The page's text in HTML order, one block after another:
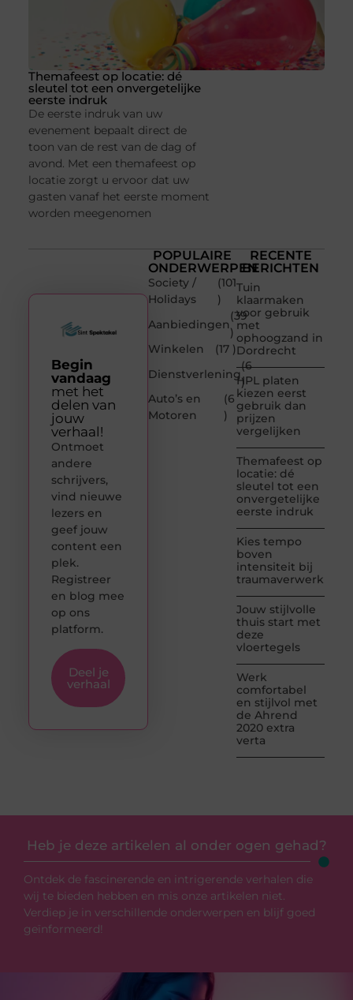
Themafeest op locatie: dé
sleutel tot een onvergetelijke
eerste indruk
De eerste indruk van uw
evenement bepaalt direct de
toon van de rest van de dag of
avond. Met een themafeest op
locatie zorgt u ervoor dat uw
gasten vanaf het eerste moment
worden meegenomen
POPULAIRE
ONDERWERPEN
Society /
Holidays
(101
)
Aanbiedingen
(39
)
Winkelen
(17 )
Dienstverlening
(6
)
Auto’s en
Motoren
(6
)
RECENTE
BERICHTEN
Tuin
klaarmaken
voor gebruik
met
ophoogzand in
Dordrecht
HPL platen
kiezen eerst
gebruik dan
prijzen
vergelijken
Themafeest op
locatie: dé
sleutel tot een
onvergetelijke
eerste indruk
Kies tempo
boven
intensiteit bij
traumaverwerking
Jouw stijlvolle
thuis start met
deze
vloertegels
Werk
comfortabel
en stijlvol met
de Ahrend
2020 extra
verta
Begin
vandaag
met het
delen van
jouw
verhaal!
Ontmoet
andere
schrijvers,
vind nieuwe
lezers en
geef jouw
content een
plek.
Registreer
en blog mee
op ons
platform.
Deel je
verhaal
Heb je deze artikelen al onder ogen gehad?
Ontdek de fascinerende en intrigerende verhalen die
wij te bieden hebben en mis onze artikelen niet.
Verdiep je in verschillende onderwerpen en blijf goed
geïnformeerd!